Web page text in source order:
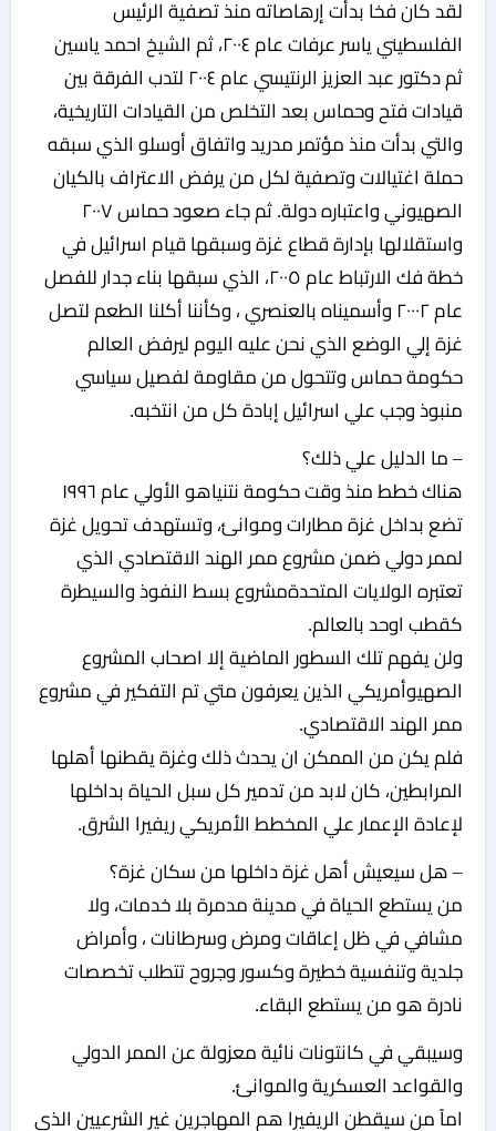
لقد كان فخا بدأت إرهاصاته منذ تصفية الرئيس
الفلسطيني ياسر عرفات عام ٢٠٠٤، ثم الشيخ احمد ياسين
ثم دكتور عبد العزيز الرنتيسي عام ٢٠٠٤ لتدب الفرقة بين
قيادات فتح وحماس بعد التخلص من القيادات التاريخية،
والتي بدأت منذ مؤتمر مدريد واتفاق أوسلو الذي سبقه
حملة اغتيالات وتصفية لكل من يرفض الاعتراف بالكيان
الصهيوني واعتباره دولة. ثم جاء صعود حماس ٢٠٠٧
واستقلالها بإدارة قطاع غزة وسبقها قيام اسرائيل في
خطة فك الارتباط عام ٢٠٠٥، الذي سبقها بناء جدار للفصل
عام ٢٠٠٠٢ وأسميناه بالعنصري ، وكأننا أكلنا الطعم لتصل
غزة إلي الوضع الذي نحن عليه اليوم ليرفض العالم
حكومة حماس وتتحول من مقاومة لفصيل سياسي
منبوذ وجب علي اسرائيل إبادة كل من انتخبه.
– ما الدليل علي ذلك؟
هناك خطط منذ وقت حكومة نتنياهو الأولي عام ١٩٩٦
تضع بداخل غزة مطارات وموانئ، وتستهدف تحويل غزة
لممر دولي ضمن مشروع ممر الهند الاقتصادي الذي
تعتبره الولايات المتحدةمشروع بسط النفوذ والسيطرة
كقطب اوحد بالعالم.
ولن يفهم تلك السطور الماضية إلا اصحاب المشروع
الصهيوأمريكي الذين يعرفون متي تم التفكير في مشروع
ممر الهند الاقتصادي.
فلم يكن من الممكن ان يحدث ذلك وغزة يقطنها أهلها
المرابطين، كان لابد من تدمير كل سبل الحياة بداخلها
لإعادة الإعمار علي المخطط الأمريكي ريفيرا الشرق.
– هل سيعيش أهل غزة داخلها من سكان غزة؟
من يستطع الحياة في مدينة مدمرة بلا خدمات، ولا
مشافي في ظل إعاقات ومرض وسرطانات ، وأمراض
جلدية وتنفسية خطيرة وكسور وجروح تتطلب تخصصات
نادرة هو من يستطع البقاء.
وسيبقي في كانتونات نائية معزولة عن الممر الدولي
والقواعد العسكرية والموانئ.
اماً من سيقطن الريفيرا هم المهاجرين غير الشرعيين الذي